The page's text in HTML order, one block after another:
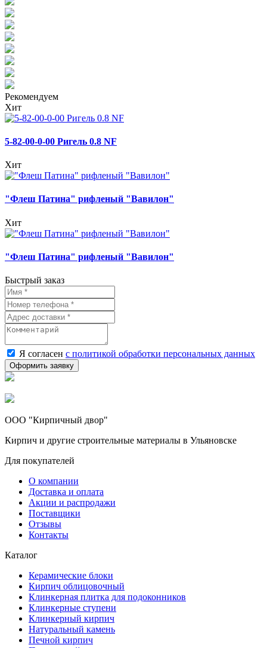
Рекомендуем
Хит
5-82-00-0-00 Ригель 0.8 NF
Хит
"Флеш Патина" рифленый "Вавилон"
Хит
"Флеш Патина" рифленый "Вавилон"
Быстрый заказ
Я согласен с политикой обработки персональных данных
ООО "Кирпичный двор"
Кирпич и другие строительные материалы в Ульяновске
Для покупателей
О компании
Доставка и оплата
Акции и распродажи
Поставщики
Отзывы
Контакты
Каталог
Керамические блоки
Кирпич облицовочный
Клинкерная плитка для подоконников
Клинкерные ступени
Клинкерный кирпич
Натуральный камень
Печной кирпич